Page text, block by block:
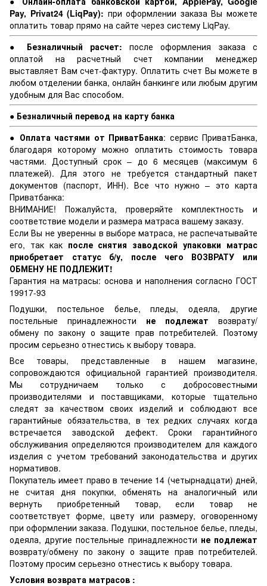
Pay, Privat24 (LiqPay): при оформлении заказа Вы можете
оплатить товар прямо на сайте через систему LiqPay.
● Безналичный расчет: после оформления заказа с
оплатой на расчетный счет компании менеджер
выставляет Вам счет-фактуру. Оплатить счет Вы можете в
любом отделении банка, онлайн банкинге или любым другим
удобным для Вас способом.
● Безналичный перевод на карту банка
● Оплата частями от ПриватБанка: сервис ПриватБанка,
благодаря которому можно оплатить стоимость товара
частями. Доступный срок – до 6 месяцев (максимум 6
платежей). Для этого не требуется стандартный пакет
документов (паспорт, ИНН). Все что нужно – это карта
Приватбанка:
ВНИМАНИЕ! Пожалуйста, проверяйте комплектность и
соответствие модели и размера матраса вашему заказу.
Если Вы не уверенны в выборе матраса, не распечатывайте
его, так как после снятия заводской упаковки матрас
приобретает статус б/у, после чего ВОЗВРАТУ или
ОБМЕНУ НЕ ПОДЛЕЖИТ!
Гарантия на матрасы: основа и наполнения согласно ГОСТ
19917-93
Подушки, постельное белье, пледы, одеяла, другие
постельные принадлежности не подлежат возврату/
обмену по закону о защите прав потребителей. Поэтому
просим серьезно отнестись к выбору товара.
Все товары, представленные в нашем магазине,
сопровождаются официальной гарантией производителя.
Мы сотрудничаем только с добросовестными
производителями и поставщиками, которые тщательно
следят за качеством своих изделий и соблюдают все
гарантийные обязательства, в тех редких случаях когда
встречается заводской дефект. Сроки гарантийного
обслуживания определяются производителем для каждого
изделия с учетом требований законодательства и других
нормативов.
Покупатель имеет право в течение 14 (четырнадцати) дней,
не считая дня покупки, обменять на аналогичный или
вернуть приобретенный товар, если товар не
соответствует форме, цвету или размеру, оговоренному
при оформлении заказа. Подушки, постельное белье, пледы,
одеяла, другие постельные принадлежности не подлежат
возврату/обмену по закону о защите прав потребителей.
Поэтому просим серьезно отнестись к выбору товара.
Условия возврата матрасов :